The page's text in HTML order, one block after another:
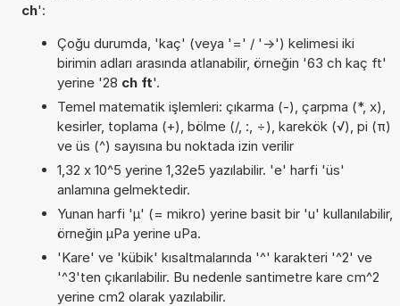
ch':
Çoğu durumda, 'kaç' (veya '=' / '->') kelimesi iki
birimin adları arasında atlanabilir, örneğin '63 ch kaç ft'
yerine '28 ch ft'.
Temel matematik işlemleri: çıkarma (-), çarpma (*, x),
kesirler, toplama (+), bölme (/, :, ÷), karekök (√), pi (π)
ve üs (^) sayısına bu noktada izin verilir
1,32 x 10^5 yerine 1,32e5 yazılabilir. 'e' harfi 'üs'
anlamına gelmektedir.
Yunan harfi 'µ' (= mikro) yerine basit bir 'u' kullanılabilir,
örneğin µPa yerine uPa.
'Kare' ve 'kübik' kısaltmalarında '^' karakteri '^2' ve
'^3'ten çıkarılabilir. Bu nedenle santimetre kare cm^2
yerine cm2 olarak yazılabilir.